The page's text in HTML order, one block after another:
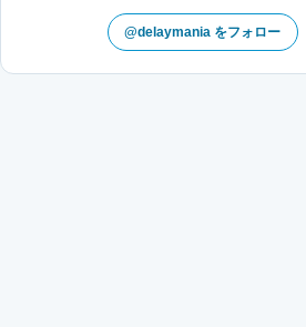
@delaymania をフォロー